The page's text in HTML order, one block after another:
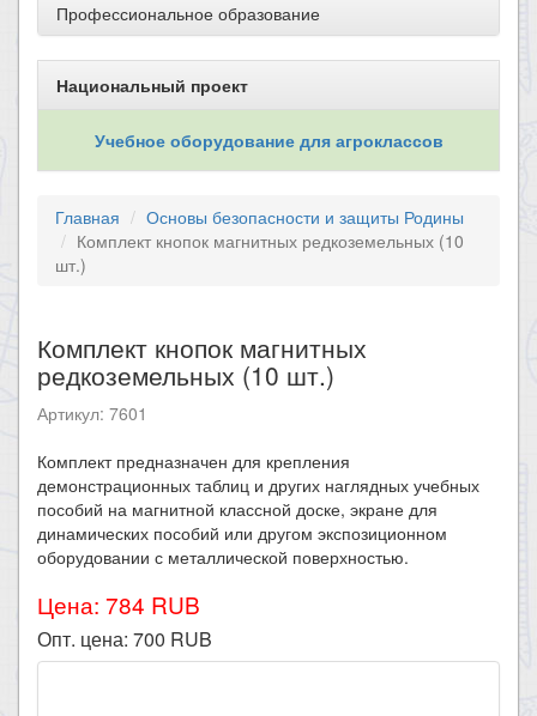
Профессиональное образование
Национальный проект
Учебное оборудование для агроклассов
Главная
Основы безопасности и защиты Родины
Комплект кнопок магнитных редкоземельных (10
шт.)
Комплект кнопок магнитных
редкоземельных (10 шт.)
Артикул: 7601
Комплект предназначен для крепления
демонстрационных таблиц и других наглядных учебных
пособий на магнитной классной доске, экране для
динамических пособий или другом экспозиционном
оборудовании с металлической поверхностью.
Цена: 784 RUB
Опт. цена: 700 RUB